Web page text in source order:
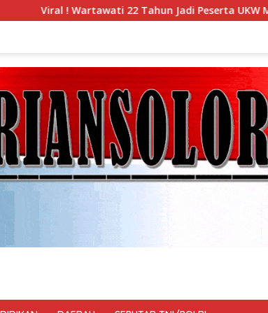
Jadi Peserta UKW Madya Termuda dan Lolos